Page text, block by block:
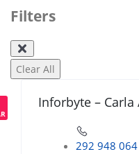
Filters
Clear All
Inforbyte – Carla
292 948 064